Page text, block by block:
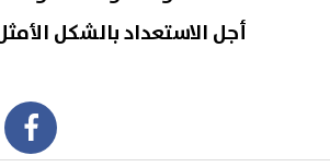
أجل الاستعداد بالشكل